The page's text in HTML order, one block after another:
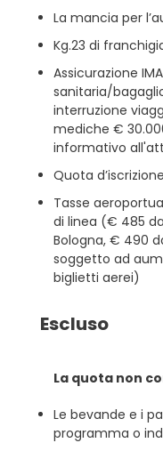
La mancia per
Kg.23 di
Assicurazione
sanitaria/
interruzione
mediche €
informativo
Quota
Tasse
di linea (€ 485
Bologna, € 490
soggetto ad
biglietti aerei)
Escluso
La quota non
Le bevande e i
programma o